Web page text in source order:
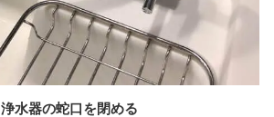
浄水器の蛇口を閉める